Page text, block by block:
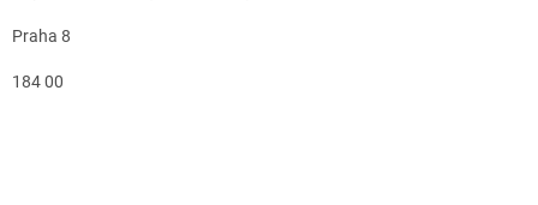
Praha 8
184 00